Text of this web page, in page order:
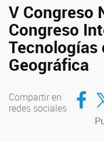
V Congreso
Congreso
Tecnologías
Geográfica
Compartir en
redes sociales